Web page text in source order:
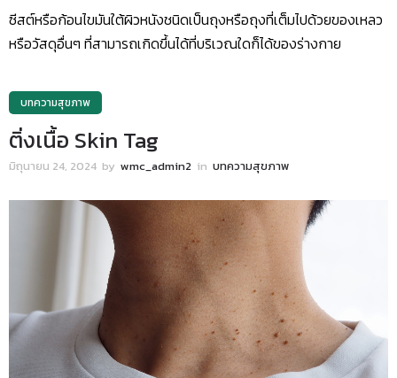
ซีสต์หรือก้อนไขมันใต้ผิวหนังชนิดเป็นถุงหรือถุงที่เต็มไปด้วยของเหลว
หรือวัสดุอื่นๆ ที่สามารถเกิดขึ้นได้ที่บริเวณใดก็ได้ของร่างกาย
บทความสุขภาพ
ติ่งเนื้อ Skin Tag
มิถุนายน 24, 2024 by wmc_admin2 in บทความสุขภาพ